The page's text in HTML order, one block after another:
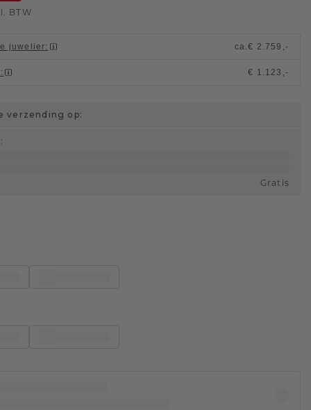
BTW
juwelier: ca.€ 2.759,-
: € 1.123,-
verzending op:
:
Gratis